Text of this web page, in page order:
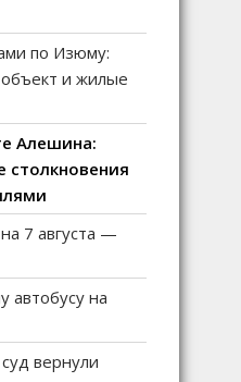
по Изюму:
и жилые
Алешина:
столкновения
7 августа —
автобусу на
вернули